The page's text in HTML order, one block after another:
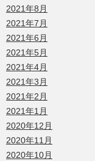
2021年8月
2021年7月
2021年6月
2021年5月
2021年4月
2021年3月
2021年2月
2021年1月
2020年12月
2020年11月
2020年10月